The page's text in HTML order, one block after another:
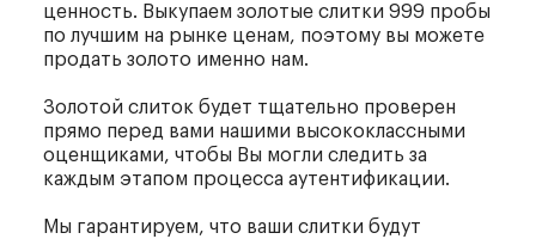
ценность. Выкупаем золотые слитки 999 пробы
по лучшим на рынке ценам, поэтому вы можете
продать золото именно нам.
Золотой слиток будет тщательно проверен
прямо перед вами нашими высококлассными
оценщиками, чтобы Вы могли следить за
каждым этапом процесса аутентификации.
Мы гарантируем, что ваши слитки будут